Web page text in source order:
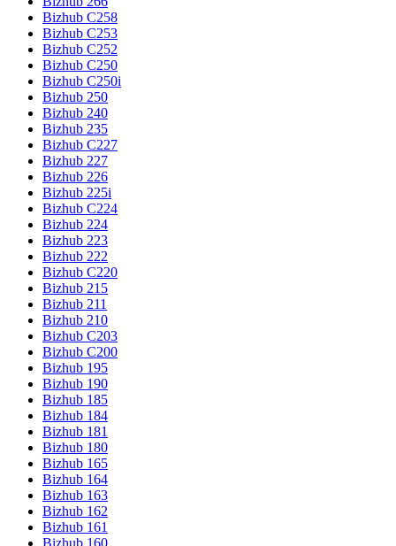
Bizhub C258
Bizhub C253
Bizhub C252
Bizhub C250
Bizhub C250i
Bizhub 250
Bizhub 240
Bizhub 235
Bizhub C227
Bizhub 227
Bizhub 226
Bizhub 225i
Bizhub C224
Bizhub 224
Bizhub 223
Bizhub 222
Bizhub C220
Bizhub 215
Bizhub 211
Bizhub 210
Bizhub C203
Bizhub C200
Bizhub 195
Bizhub 190
Bizhub 185
Bizhub 184
Bizhub 181
Bizhub 180
Bizhub 165
Bizhub 164
Bizhub 163
Bizhub 162
Bizhub 161
Bizhub 160